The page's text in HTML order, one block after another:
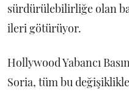
sürdürülebilirliğe olan
ileri götürüyor.
Hollywood Yabancı
Soria, tüm bu